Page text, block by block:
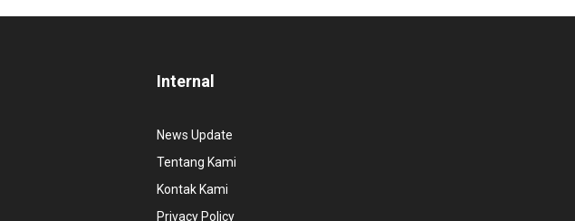
Internal
News Update
Tentang Kami
Kontak Kami
Privacy Policy